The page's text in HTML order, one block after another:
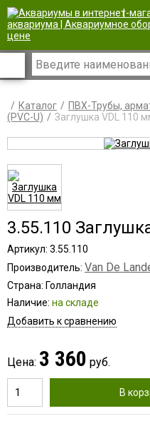
|
Каталог ПВХ-Трубы,
(PVC-U)
Заглушка VDL 110
3.55.110
Артикул: 3.55.110
Производитель: Van De
Страна: Голландия
Наличие: на складе
Добавить к сравнению
Цена: 3 360 руб.
В